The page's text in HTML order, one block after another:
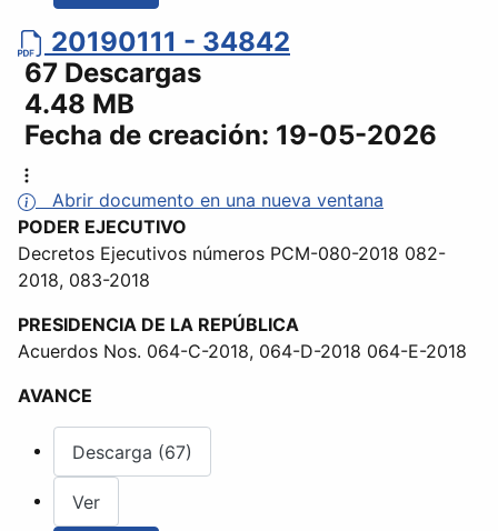
20190111 - 34842
67 Descargas
4.48 MB
Fecha de creación: 19-05-2026
Abrir documento en una nueva ventana
PODER EJECUTIVO
Decretos Ejecutivos números PCM-080-2018 082-
2018, 083-2018
PRESIDENCIA DE LA REPÚBLICA
Acuerdos Nos. 064-C-2018, 064-D-2018 064-E-2018
AVANCE
Descarga (67)
Ver